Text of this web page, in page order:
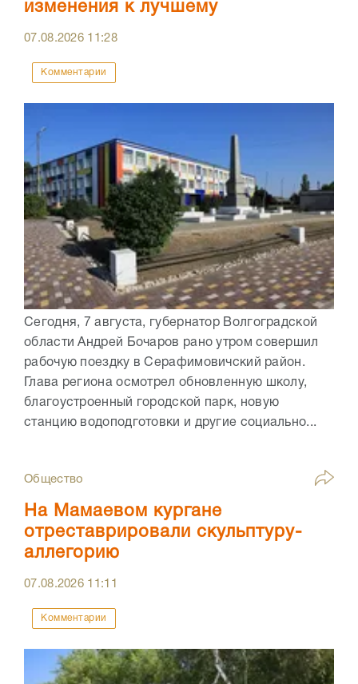
изменения к лучшему
07.08.2026 11:28
Комментарии
Сегодня, 7 августа, губернатор Волгоградской
области Андрей Бочаров рано утром совершил
рабочую поездку в Серафимовичский район.
Глава региона осмотрел обновленную школу,
благоустроенный городской парк, новую
станцию водоподготовки и другие социально...
Общество
На Мамаевом кургане
отреставрировали скульптуру-
аллегорию
07.08.2026 11:11
Комментарии